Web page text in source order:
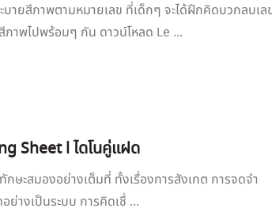
ายสีภาพตามหมายเลข ที่เด็กๆ จะได้ฝึกคิดบวกลบเล
ภาพไปพร้อมๆ กัน ดาวน์โหลด Le ...
Sheet l ไดโนคู่แฝด
กษะสมองอย่างเต็มที่ ทั้งเรื่องการสังเกต การจดจำ
ย่างเป็นระบบ การคิดเชื่ ...